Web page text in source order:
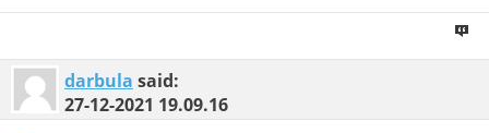
darbula said:
27-12-2021 19.09.16